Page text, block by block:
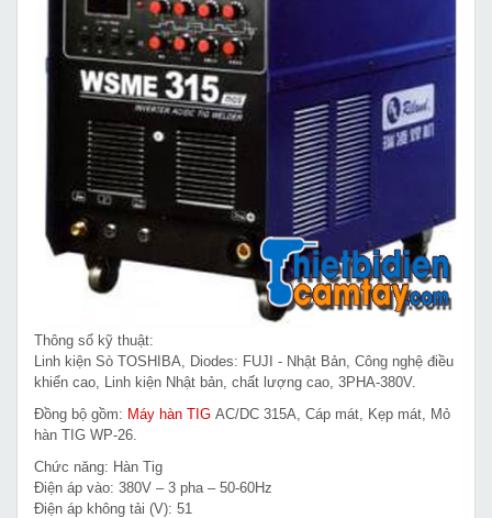
Thông số kỹ thuật:
Linh kiện Sò TOSHIBA, Diodes: FUJI - Nhật Bản, Công nghệ điều
khiển cao, Linh kiện Nhật bản, chất lượng cao, 3PHA-380V.
Đồng bộ gồm: Máy hàn TIG AC/DC 315A, Cáp mát, Kẹp mát, Mỏ
hàn TIG WP-26.
Chức năng: Hàn Tig
Điện áp vào: 380V – 3 pha – 50-60Hz
Điện áp không tải (V): 51